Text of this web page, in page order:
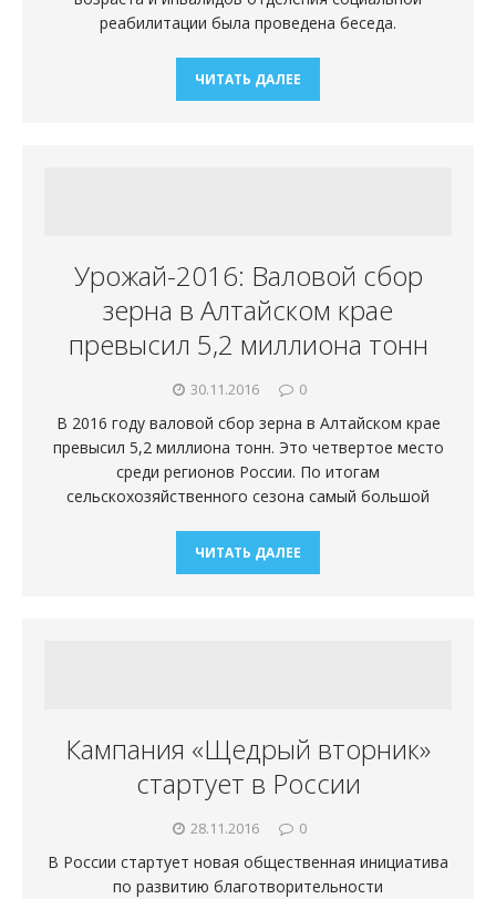
реабилитации была проведена беседа.
ЧИТАТЬ ДАЛЕЕ
Урожай-2016: Валовой сбор
зерна в Алтайском крае
превысил 5,2 миллиона тонн
30.11.2016 0
В 2016 году валовой сбор зерна в Алтайском крае
превысил 5,2 миллиона тонн. Это четвертое место
среди регионов России. По итогам
сельскохозяйственного сезона самый большой
ЧИТАТЬ ДАЛЕЕ
Кампания «Щедрый вторник»
стартует в России
28.11.2016 0
В России стартует новая общественная инициатива
по развитию благотворительности